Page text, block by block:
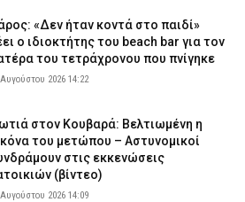
«Δεν ήταν κοντά στο παιδί»
ο ιδιοκτήτης του beach bar για τον
του τετράχρονου που πνίγηκε
2026 14:22
στον Κουβαρά: Βελτιωμένη η
του μετώπου – Αστυνομικοί
στις εκκενώσεις
(βίντεο)
2026 14:09